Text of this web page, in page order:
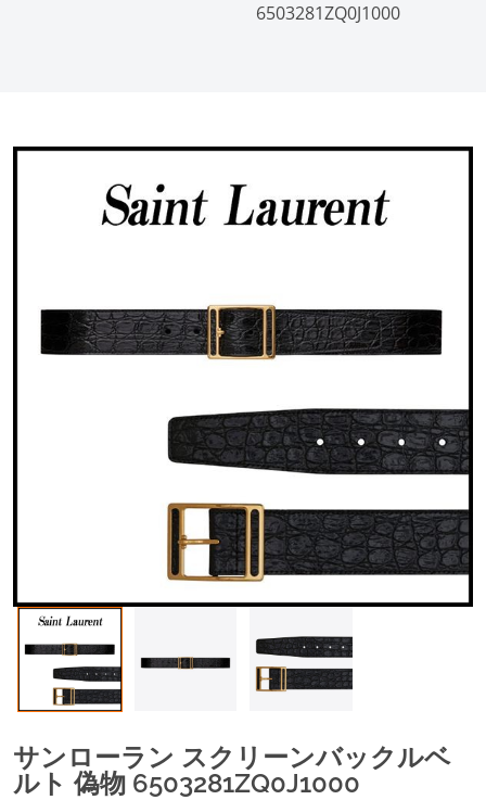
6503281ZQ0J1000
サンローラン スクリーンバックルベ
ルト 偽物 6503281ZQ0J1000